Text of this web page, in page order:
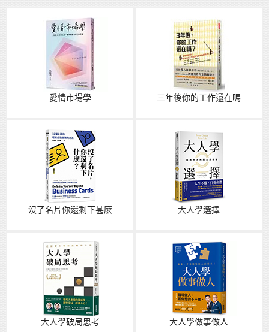
愛情市場學 三年後你的工作還在嗎
沒了名片你還剩下甚麼 大人學選擇
大人學破局思考 大人學做事做人